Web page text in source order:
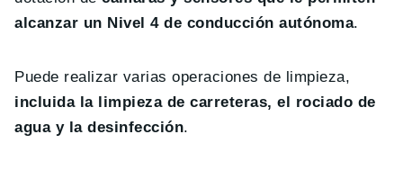
alcanzar un Nivel 4 de conducción autónoma.
Puede realizar varias operaciones de limpieza,
incluida la limpieza de carreteras, el rociado de
agua y la desinfección.